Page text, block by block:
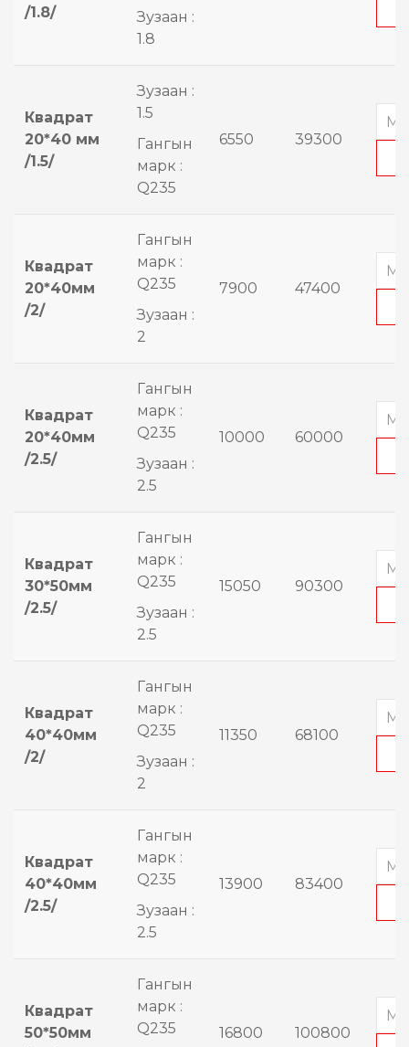
/1.8/
Зузаан :
1.8
Квадрат
20*40 мм
/1.5/
Зузаан :
1.5
Гангын
марк :
Q235
6550 39300
Квадрат
20*40мм
/2/
Гангын
марк :
Q235
Зузаан :
2
7900 47400
Квадрат
20*40мм
/2.5/
Гангын
марк :
Q235
Зузаан :
2.5
10000 60000
Квадрат
30*50мм
/2.5/
Гангын
марк :
Q235
Зузаан :
2.5
15050 90300
Квадрат
40*40мм
/2/
Гангын
марк :
Q235
Зузаан :
2
11350 68100
Квадрат
40*40мм
/2.5/
Гангын
марк :
Q235
Зузаан :
2.5
13900 83400
Квадрат
50*50мм
Гангын
марк :
Q235
16800 100800